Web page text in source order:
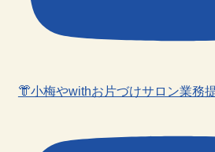
👘小梅やwithお片づけサロン業務